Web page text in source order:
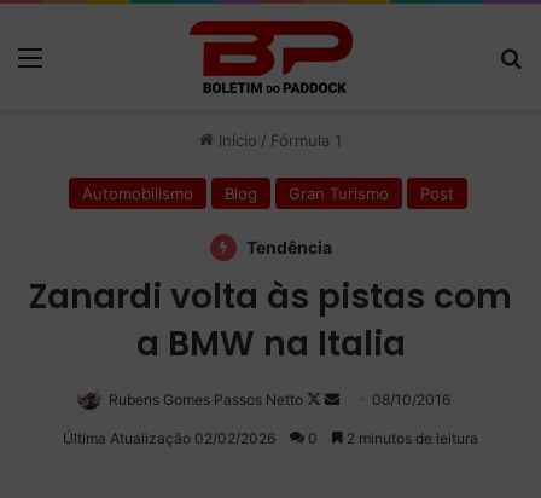
Início / Fórmula 1
Automobilismo Blog Gran Turismo Post
Tendência
Zanardi volta às pistas com
a BMW na Italia
Rubens Gomes Passos Netto
Follow
on
Mande
um
08/10/2016
Última Atualização 02/02/2026 0 2 minutos de leitura